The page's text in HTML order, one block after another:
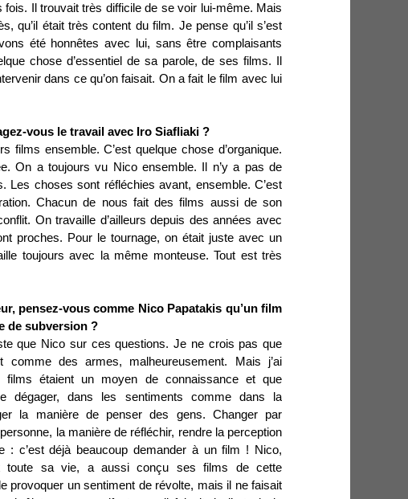
fois. Il trouvait très difficile de se voir lui-même. Mais
qu’il était très content du film. Je pense qu’il s’est
été honnêtes avec lui, sans être complaisants
chose d’essentiel de sa parole, de ses films. Il
dans ce qu’on faisait. On a fait le film avec lui
vous le travail avec Iro Siafliaki ?
films ensemble. C’est quelque chose d’organique.
On a toujours vu Nico ensemble. Il n’y a pas de
Les choses sont réfléchies avant, ensemble. C’est
Chacun de nous fait des films aussi de son
On travaille d’ailleurs depuis des années avec
proches. Pour le tournage, on était juste avec un
toujours avec la même monteuse. Tout est très
pensez-vous comme Nico Papatakis qu’un film
de subversion ?
que Nico sur ces questions. Je ne crois pas que
comme des armes, malheureusement. Mais j’ai
films étaient un moyen de connaissance et que
dégager, dans les sentiments comme dans la
la manière de penser des gens. Changer par
la manière de réfléchir, rendre la perception
: c’est déjà beaucoup demander à un film ! Nico,
toute sa vie, a aussi conçu ses films de cette
provoquer un sentiment de révolte, mais il ne faisait